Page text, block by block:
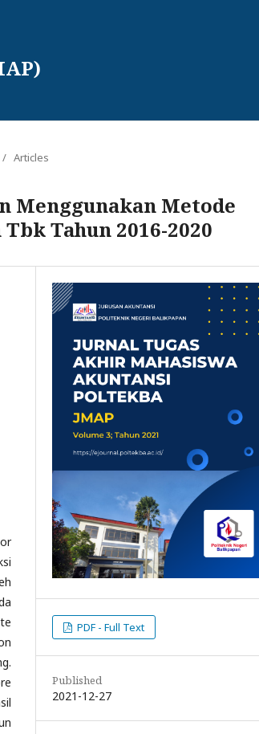
/ Articles
Menggunakan Metode
Tahun 2016-2020
PDF - Full Text
Published
2021-12-27